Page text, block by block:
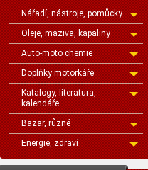
Nářadí, nástroje, pomůcky
Oleje, maziva, kapaliny
Auto-moto chemie
Doplňky motorkáře
Katalogy, literatura,
kalendáře
Bazar, různé
Energie, zdraví